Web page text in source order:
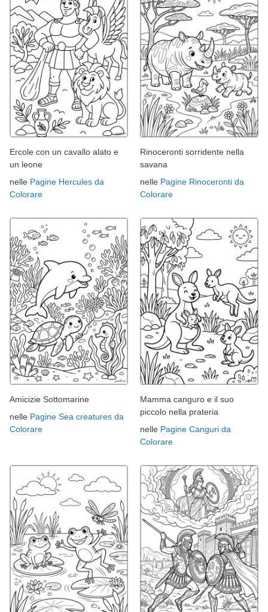
Ercole con un cavallo alato e
un leone
nelle Pagine Hercules da
Colorare
Rinoceronti sorridente nella
savana
nelle Pagine Rinoceronti da
Colorare
Amicizie Sottomarine
nelle Pagine Sea creatures da
Colorare
Mamma canguro e il suo
piccolo nella prateria
nelle Pagine Canguri da
Colorare